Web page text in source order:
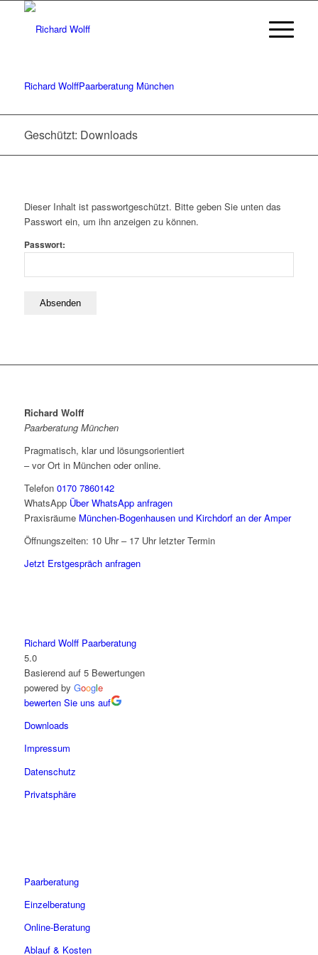
Richard WolffPaarberatung München
Geschützt: Downloads
Dieser Inhalt ist passwortgeschützt. Bitte geben Sie unten das
Passwort ein, um ihn anzeigen zu können.
Passwort:
Richard Wolff
Paarberatung München
Pragmatisch, klar und lösungsorientiert
– vor Ort in München oder online.
Telefon 0170 7860142
WhatsApp Über WhatsApp anfragen
Praxisräume München-Bogenhausen und Kirchdorf an der Amper
Öffnungszeiten: 10 Uhr – 17 Uhr letzter Termin
Jetzt Erstgespräch anfragen
Richard Wolff Paarberatung
5.0
Basierend auf 5 Bewertungen
powered by Google
bewerten Sie uns auf
Downloads
Impressum
Datenschutz
Privatsphäre
Paarberatung
Einzelberatung
Online-Beratung
Ablauf & Kosten